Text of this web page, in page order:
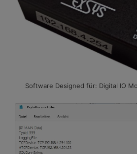
Software Designed für: Digital IO